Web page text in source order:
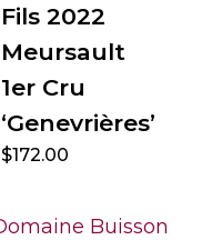
Fils 2022
Meursault
1er Cru
‘Genevrières’
$172.00